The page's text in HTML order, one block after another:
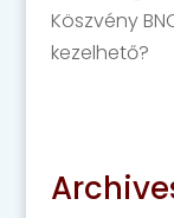
Köszvény
kezelhető?